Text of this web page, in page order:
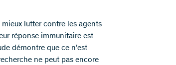
lutter contre les agents
réponse immunitaire est
démontre que ce n’est
ne peut pas encore